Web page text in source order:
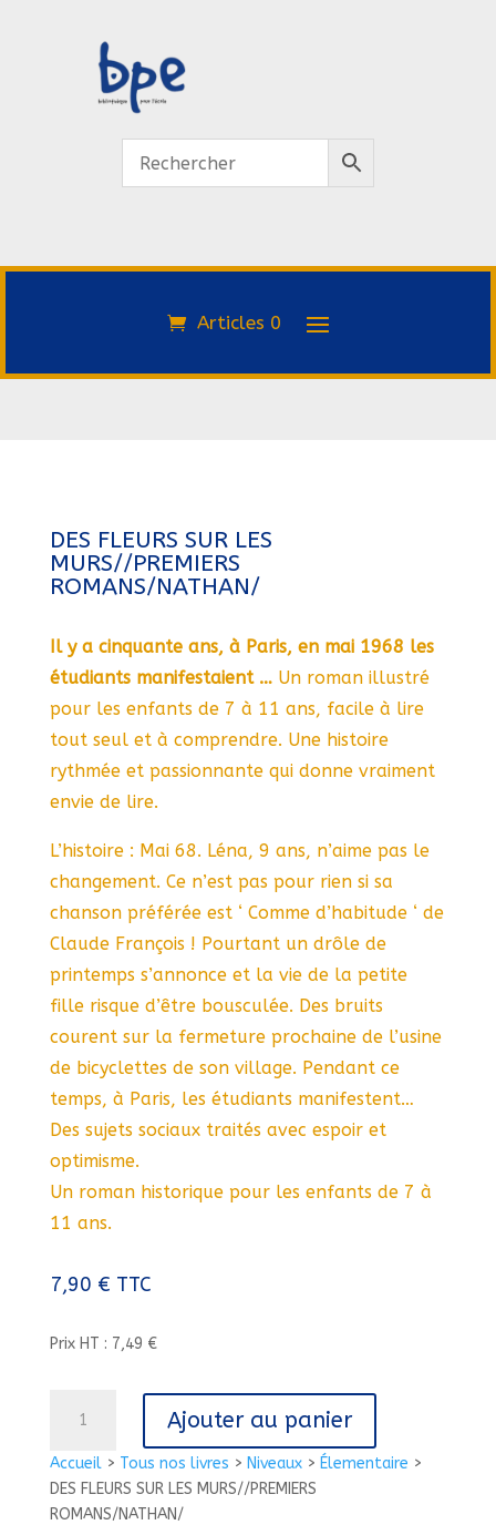
Articles 0
Accueil> Tous nos livres > Niveaux> Élementaire >
DES FLEURS SUR LES MURS//PREMIERS
ROMANS/NATHAN/
DES FLEURS SUR LES
MURS//PREMIERS
ROMANS/NATHAN/
Il y a cinquante ans, à Paris, en mai 1968 les
étudiants manifestaient … Un roman illustré
pour les enfants de 7 à 11 ans, facile à lire
tout seul et à comprendre. Une histoire
rythmée et passionnante qui donne vraiment
envie de lire.
L’histoire : Mai 68. Léna, 9 ans, n’aime pas le
changement. Ce n’est pas pour rien si sa
chanson préférée est ‘ Comme d’habitude ‘ de
Claude François ! Pourtant un drôle de
printemps s’annonce et la vie de la petite
fille risque d’être bousculée. Des bruits
courent sur la fermeture prochaine de l’usine
de bicyclettes de son village. Pendant ce
temps, à Paris, les étudiants manifestent…
Des sujets sociaux traités avec espoir et
optimisme.
Un roman historique pour les enfants de 7 à
11 ans.
7,90 € TTC
Prix HT : 7,49 €
DES
FLEURS
SUR
Ajouter au panier